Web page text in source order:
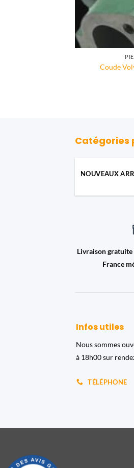
Coude
Catégories
NOUVEAUX
Livraison gratuite
France
Infos utiles
Nous sommes
à 18h00 sur
TÉLÉPHONE